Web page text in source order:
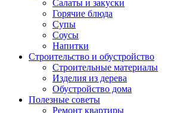
Салаты и закуски
Горячие блюда
Супы
Соусы
Напитки
Строительство и обустройство
Строительные материалы
Изделия из дерева
Обустройство дома
Полезные советы
Ремонт квартиры